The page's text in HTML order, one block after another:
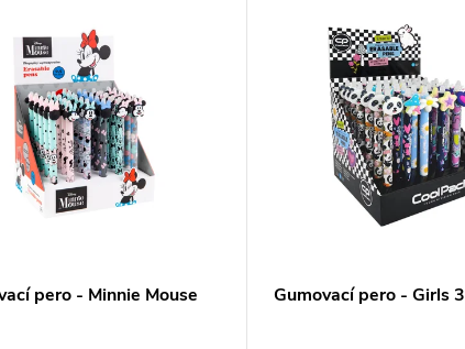
pero - Minnie Mouse Gumovací pero - Girls 3